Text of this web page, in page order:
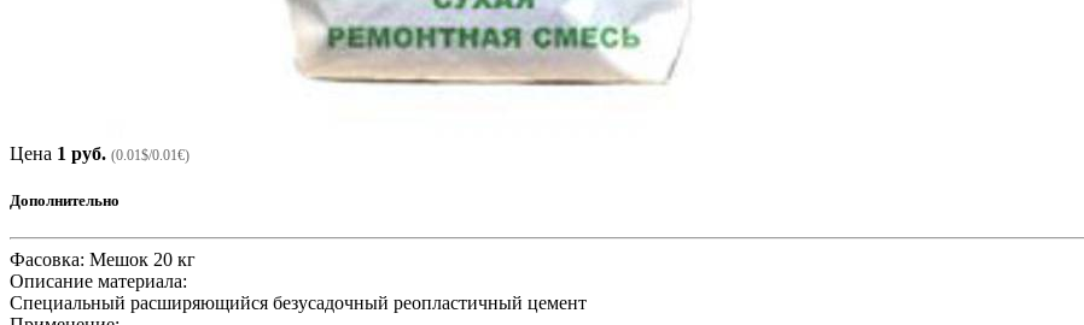
Цена 1 руб. (0.01$/0.01€)
Дополнительно
Фасовка: Мешок 20 кг
Описание материала:
Cпециальный расширяющийся безусадочный реопластичный цемент